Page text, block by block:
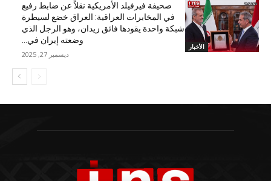
الأخبار
صحيفة فيرفيلد الأمريكية نقلاً عن ضابط رفيع
في المخابرات العراقية: العراق خضع لسيطرة
شبكة واحدة يقودها فائق زيدان، وهو الرجل الذي
وضعته إيران في...
ديسمبر 27, 2025